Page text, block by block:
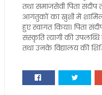
तथा समाजसेवी पिता
आगंतुकों का खुशी में
हुए स्वागत किया। पिता
संस्कृति त्यागी की
तथा उनके विद्यालय की